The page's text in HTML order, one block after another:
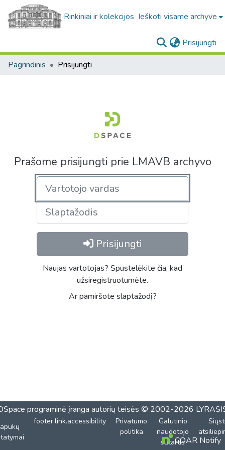
Rinkiniai ir kolekcijos Ieškoti visame archyve
Prisijungti
Pagrindinis Prisijungti
Prašome prisijungti prie LMAVB archyvo
Prisijungti
Naujas vartotojas? Spustelėkite čia, kad
užsiregistruotumėte.
Ar pamiršote slaptažodį?
programinė įranga autorių teisės © 2002-2026
footer.link.accessibility
Privatumo
politika
Galutinio
naudotojo
sutartisCOAR Notify